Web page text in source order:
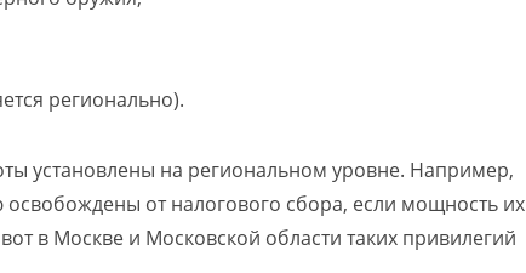
регионально).
установлены на региональном уровне. Например,
от налогового сбора, если мощность их
в Москве и Московской области таких привилегий